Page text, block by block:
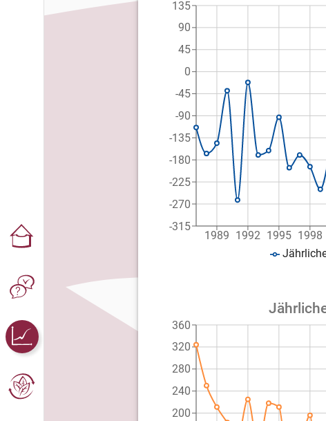
1989 1992 1995 1998
-315
-270
-225
-180
-135
-90
-45
0
45
90
135
200
240
280
320
360